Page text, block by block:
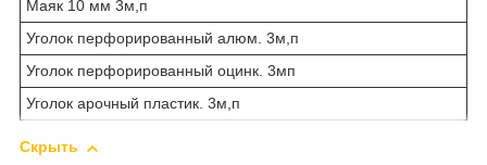
Маяк 10 мм 3м,п
Уголок перфорированный алюм. 3м,п
Уголок перфорированный оцинк. 3мп
Уголок арочный пластик. 3м,п
Скрыть